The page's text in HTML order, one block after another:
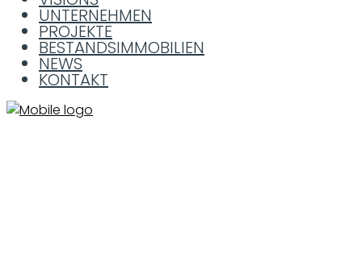
UNTERNEHMEN
PROJEKTE
BESTANDSIMMOBILIEN
NEWS
KONTAKT